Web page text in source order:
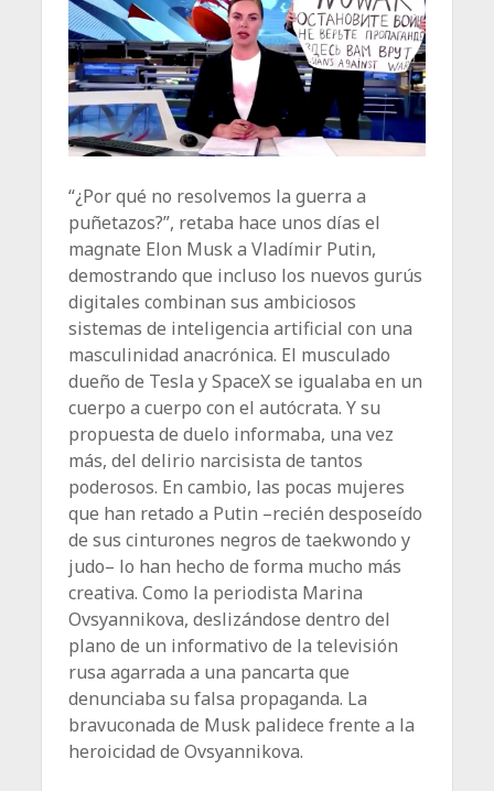
“¿Por qué no resolvemos la guerra a
puñetazos?”, retaba hace unos días el
magnate Elon Musk a Vladímir Putin,
demostrando que incluso los nuevos gurús
digitales combinan sus ambiciosos
sistemas de inteligencia artificial con una
masculinidad anacrónica. El musculado
dueño de Tesla y SpaceX se igualaba en un
cuerpo a cuerpo con el autócrata. Y su
propuesta de duelo informaba, una vez
más, del delirio narcisista de tantos
poderosos. En cambio, las pocas mujeres
que han retado a Putin –recién desposeído
de sus cinturones negros de taekwondo y
judo– lo han hecho de forma mucho más
creativa. Como la periodista Marina
Ovsyannikova, deslizándose dentro del
plano de un informativo de la televisión
rusa agarrada a una pancarta que
denunciaba su falsa propaganda. La
bravuconada de Musk palidece frente a la
heroicidad de Ovsyannikova.